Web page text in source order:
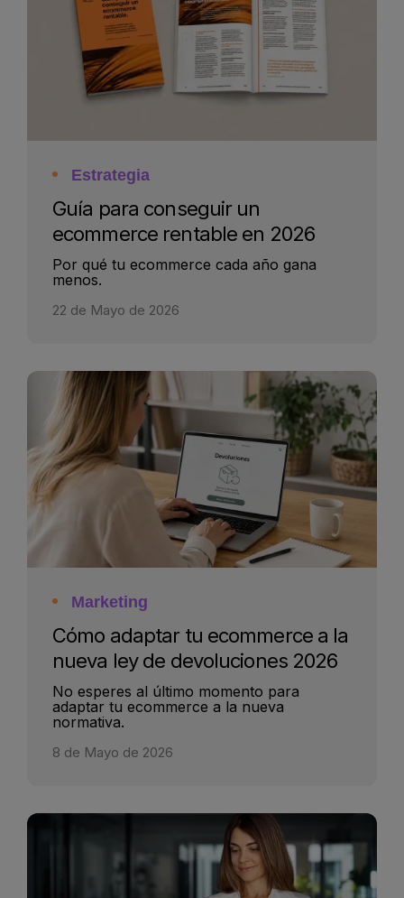
Estrategia
Guía para conseguir un
ecommerce rentable en 2026
Por qué tu ecommerce cada año gana
menos.
22 de Mayo de 2026
Marketing
Cómo adaptar tu ecommerce a la
nueva ley de devoluciones 2026
No esperes al último momento para
adaptar tu ecommerce a la nueva
normativa.
8 de Mayo de 2026